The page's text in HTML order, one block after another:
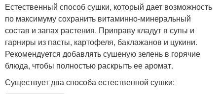
Естественный способ сушки, который дает возможность
по максимуму сохранить витаминно-минеральный
состав и запах растения. Приправу кладут в супы и
гарниры из пасты, картофеля, баклажанов и цукини.
Рекомендуется добавлять сушеную зелень в горячие
блюда, чтобы полностью раскрыть ее аромат.
Существует два способа естественной сушки: